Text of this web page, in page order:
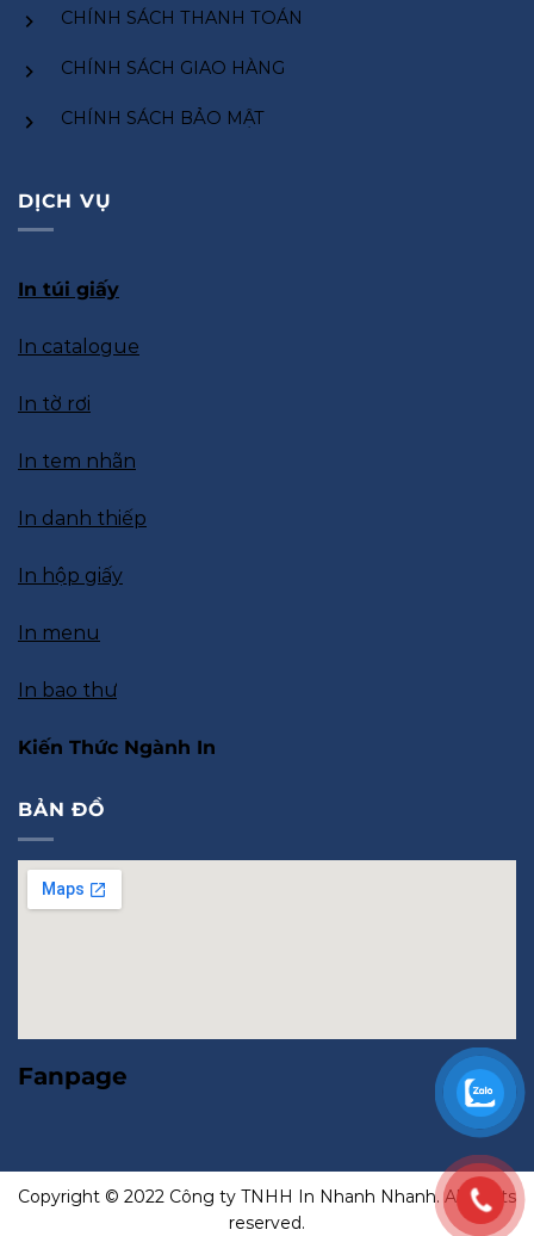
CHÍNH SÁCH THANH TOÁN
CHÍNH SÁCH GIAO HÀNG
CHÍNH SÁCH BẢO MẬT
DỊCH VỤ
In túi giấy
In catalogue
In tờ rơi
In tem nhãn
In danh thiếp
In hộp giấy
In menu
In bao thư
Kiến Thức Ngành In
BẢN ĐỒ
Fanpage
Copyright © 2022 Công ty TNHH In Nhanh Nhanh. All rights
reserved.